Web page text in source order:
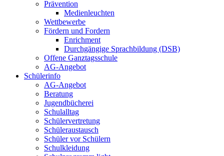
Prävention
Medienleuchten
Wettbewerbe
Fördern und Fordern
Enrichment
Durchgängige Sprachbildung (DSB)
Offene Ganztagsschule
AG-Angebot
Schülerinfo
AG-Angebot
Beratung
Jugendbücherei
Schulalltag
Schülervertretung
Schüleraustausch
Schüler vor Schülern
Schulkleidung